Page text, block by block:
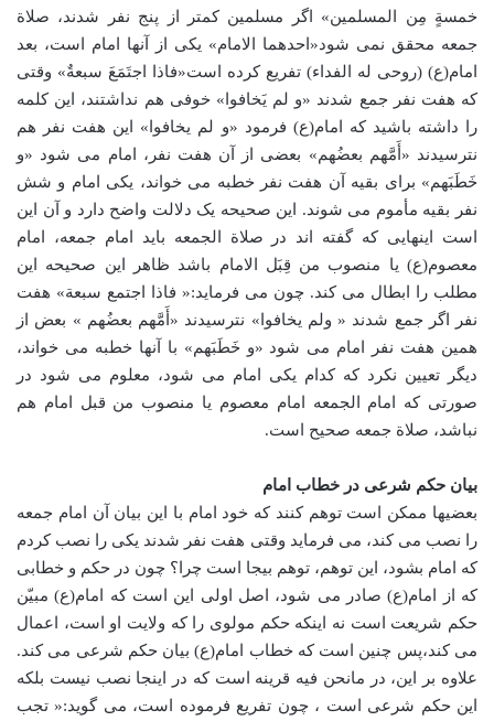
خمسةٍ مِن المسلمین» اگر مسلمین کمتر از پنج نفر شدند، صلاة
جمعه محقق نمی شود«احدهما الامام» یکی از آنها امام است، بعد
امام(ع) (روحی له الفداء) تفریع کرده است«فاذا اجتَمَعَ سبعةٌ» وقتی
که هفت نفر جمع شدند «و لم یَخافوا» خوفی هم نداشتند، این کلمه
را داشته باشید که امام(ع) فرمود «و لم یخافوا» این هفت نفر هم
نترسیدند «أَمَّهم بعضُهم» بعضی از آن هفت نفر، امام می شود «و
خَطَبَهم» برای بقیه آن هفت نفر خطبه می خواند، یکی امام و شش
نفر بقیه مأموم می شوند. این صحیحه یک دلالت واضح دارد و آن این
است اینهایی که گفته اند در صلاة الجمعه باید امام جمعه، امام
معصوم(ع) یا منصوب من قِبَل الامام باشد ظاهر این صحیحه این
مطلب را ابطال می کند. چون می فرماید:« فاذا اجتمع سبعة» هفت
نفر اگر جمع شدند « ولم یخافوا» نترسیدند «أَمَّهم بعضُهم » بعض از
همین هفت نفر امام می شود «و خَطَبَهم» با آنها خطبه می خواند،
دیگر تعیین نکرد که کدام یکی امام می شود، معلوم می شود در
صورتی که امام الجمعه امام معصوم یا منصوب من قبل امام هم
نباشد، صلاة جمعه صحیح است.
بیان حکم شرعی در خطاب امام
بعضیها ممکن است توهم کنند که خود امام با این بیان آن امام جمعه
را نصب می کند، می فرماید وقتی هفت نفر شدند یکی را نصب کردم
که امام بشود، این توهم، توهم بیجا است چرا؟ چون در حکم و خطابی
که از امام(ع) صادر می شود، اصل اولی این است که امام(ع) مبیّن
حکم شریعت است نه اینکه حکم مولوی را که ولایت او است، اعمال
می کند،پس چنین است که خطاب امام(ع) بیان حکم شرعی می کند.
علاوه بر این، در مانحن فیه قرینه است که در اینجا نصب نیست بلکه
این حکم شرعی است ، چون تفریع فرموده است، می گوید:« تجب